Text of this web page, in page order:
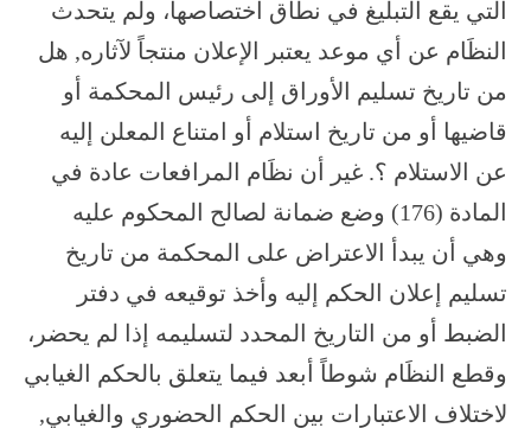
التي يقع التبليغ في نطاق اختصاصها، ولم يتحدث
النظَام عن أي موعد يعتبر الإعلان منتجاً لآثاره, هل
من تاريخ تسليم الأوراق إلى رئيس المحكمة أو
قاضيها أو من تاريخ استلام أو امتناع المعلن إليه
عن الاستلام ؟. غير أن نظَام المرافعات عادة في
المادة (176) وضع ضمانة لصالح المحكوم عليه
وهي أن يبدأ الاعتراض على المحكمة من تاريخ
تسليم إعلان الحكم إليه وأخذ توقيعه في دفتر
الضبط أو من التاريخ المحدد لتسليمه إذا لم يحضر،
وقطع النظَام شوطاً أبعد فيما يتعلق بالحكم الغيابي
لاختلاف الاعتبارات بين الحكم الحضوري والغيابي,